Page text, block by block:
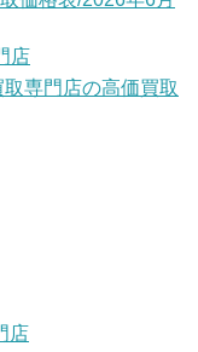
店
専門店の高価買取
店